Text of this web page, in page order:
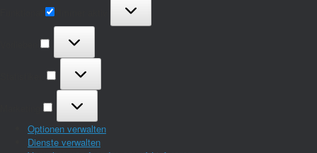
Vorlieben
Statistiken
Marketing
Optionen verwalten
Dienste verwalten